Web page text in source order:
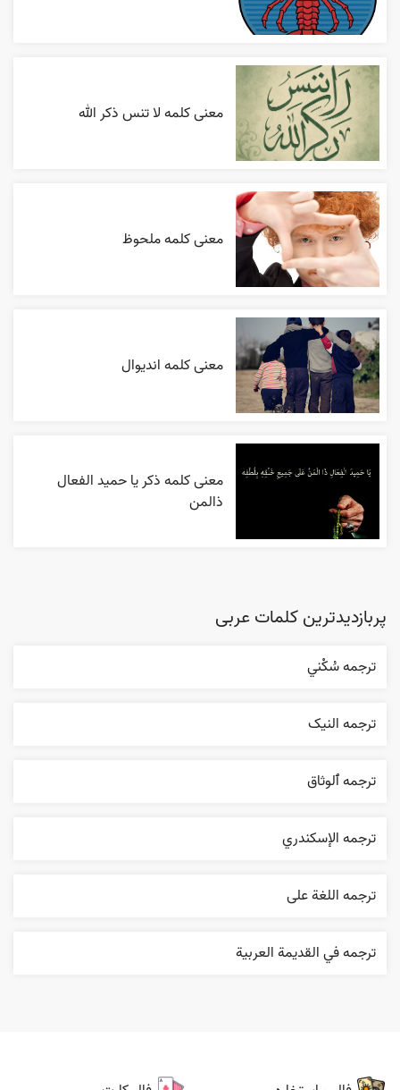
معنی کلمه لا تنس ذکر الله
معنی کلمه ملحوظ
معنی کلمه اندیوال
معنی کلمه ذکر یا حمید الفعال
ذالمن
پربازدیدترین کلمات عربی
ترجمه سُکْني
ترجمه النیک
ترجمه ٱلوثاق
ترجمه الإسکندري
ترجمه اللغة علی
ترجمه في القديمة العربية